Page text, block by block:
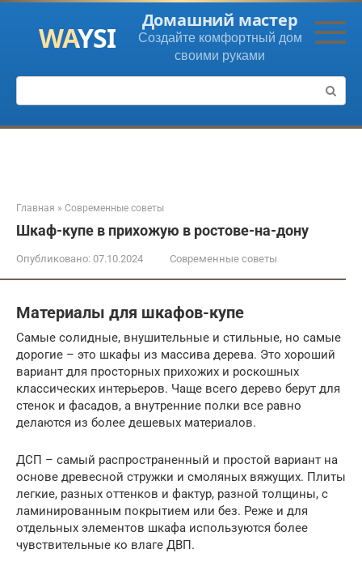
Перейти
контенту
Домашний мастер
Создайте комфортный дом
своими руками
Поиск:
Главная » Современные советы
Шкаф-купе в прихожую в ростове-на-дону
Опубликовано: 07.10.2024 Современные советы
Материалы для шкафов-купе
Самые солидные, внушительные и стильные, но самые
дорогие – это шкафы из массива дерева. Это хороший
вариант для просторных прихожих и роскошных
классических интерьеров. Чаще всего дерево берут для
стенок и фасадов, а внутренние полки все равно
делаются из более дешевых материалов.
ДСП – самый распространенный и простой вариант на
основе древесной стружки и смоляных вяжущих. Плиты
легкие, разных оттенков и фактур, разной толщины, с
ламинированным покрытием или без. Реже и для
отдельных элементов шкафа используются более
чувствительные ко влаге ДВП.